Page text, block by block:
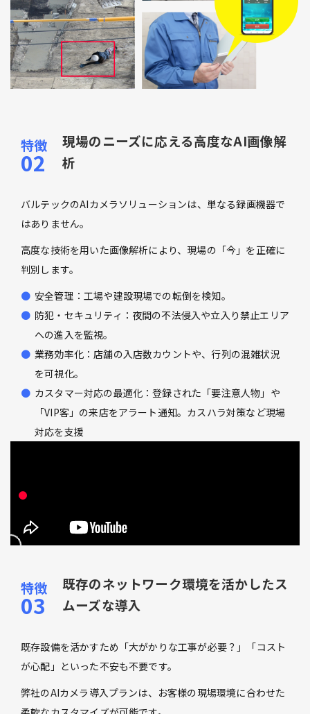
現場のニーズに応える高度なAI画像解
析
バルテックのAIカメラソリューションは、単なる録画機器で
はありません。
高度な技術を用いた画像解析により、現場の「今」を正確に
判別します。
安全管理：工場や建設現場での転倒を検知。
防犯・セキュリティ：夜間の不法侵入や立入り禁止エリア
への進入を監視。
業務効率化：店舗の入店数カウントや、行列の混雑状況
を可視化。
カスタマー対応の最適化：登録された「要注意人物」や
「VIP客」の来店をアラート通知。カスハラ対策など現場
対応を支援
既存のネットワーク環境を活かしたス
ムーズな導入
既存設備を活かすため「大がかりな工事が必要？」「コスト
が心配」といった不安も不要です。
弊社のAIカメラ導入プランは、お客様の現場環境に合わせた